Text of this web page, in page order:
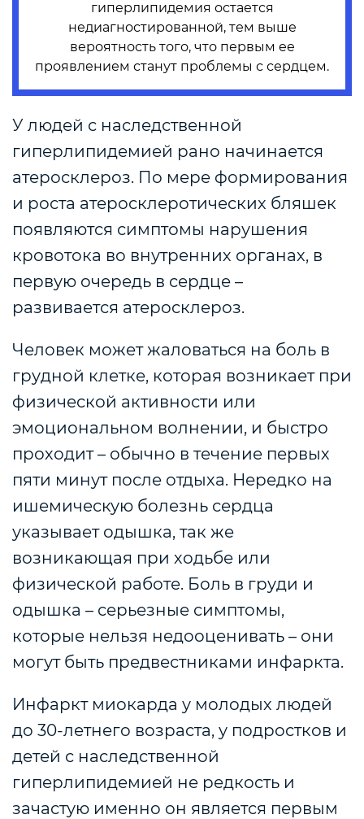
гиперлипидемия остается
недиагностированной, тем выше
вероятность того, что первым ее
проявлением станут проблемы с сердцем.
У людей с наследственной
гиперлипидемией рано начинается
атеросклероз. По мере формирования
и роста атеросклеротических бляшек
появляются симптомы нарушения
кровотока во внутренних органах, в
первую очередь в сердце –
развивается атеросклероз.
Человек может жаловаться на боль в
грудной клетке, которая возникает при
физической активности или
эмоциональном волнении, и быстро
проходит – обычно в течение первых
пяти минут после отдыха. Нередко на
ишемическую болезнь сердца
указывает одышка, так же
возникающая при ходьбе или
физической работе. Боль в груди и
одышка – серьезные симптомы,
которые нельзя недооценивать – они
могут быть предвестниками инфаркта.
Инфаркт миокарда у молодых людей
до 30-летнего возраста, у подростков и
детей с наследственной
гиперлипидемией не редкость и
зачастую именно он является первым